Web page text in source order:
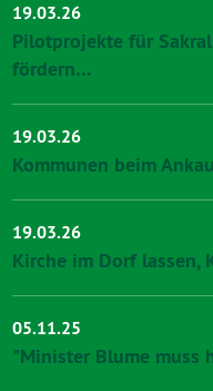
19.03.26
Pilotprojekte für
fördern…
19.03.26
Kommunen beim
19.03.26
Kirche im Dorf lassen,
05.11.25
"Minister Blume muss